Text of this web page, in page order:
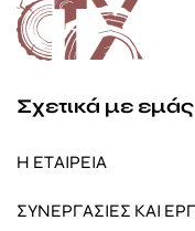
Σχετικά με εμάς
Η ΕΤΑΙΡΕΙΑ
ΣΥΝΕΡΓΑΣΙΕΣ ΚΑΙ